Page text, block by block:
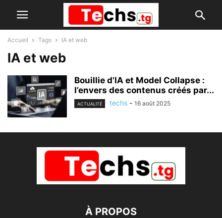
Accueil Tags IA et web
IA et web
Bouillie d’IA et Model Collapse :
l’envers des contenus créés par...
ACTUALITÉ techs - 16 août 2025
À PROPOS